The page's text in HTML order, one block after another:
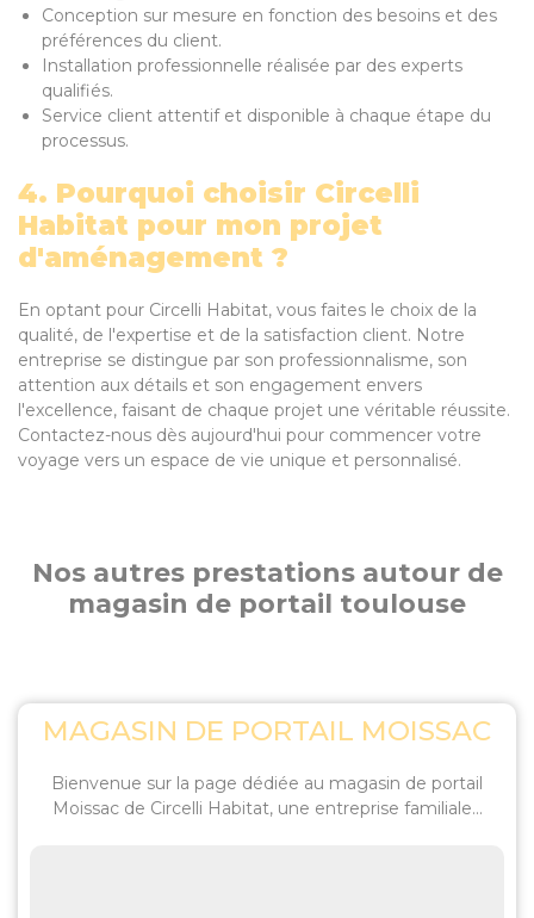
Conception sur mesure en fonction des besoins et des
préférences du client.
Installation professionnelle réalisée par des experts
qualifiés.
Service client attentif et disponible à chaque étape du
processus.
4. Pourquoi choisir Circelli
Habitat pour mon projet
d'aménagement ?
En optant pour Circelli Habitat, vous faites le choix de la
qualité, de l'expertise et de la satisfaction client. Notre
entreprise se distingue par son professionnalisme, son
attention aux détails et son engagement envers
l'excellence, faisant de chaque projet une véritable réussite.
Contactez-nous dès aujourd'hui pour commencer votre
voyage vers un espace de vie unique et personnalisé.
Nos autres prestations autour de
magasin de portail toulouse
MAGASIN DE PORTAIL MOISSAC
Bienvenue sur la page dédiée au magasin de portail
Moissac de Circelli Habitat, une entreprise familiale...